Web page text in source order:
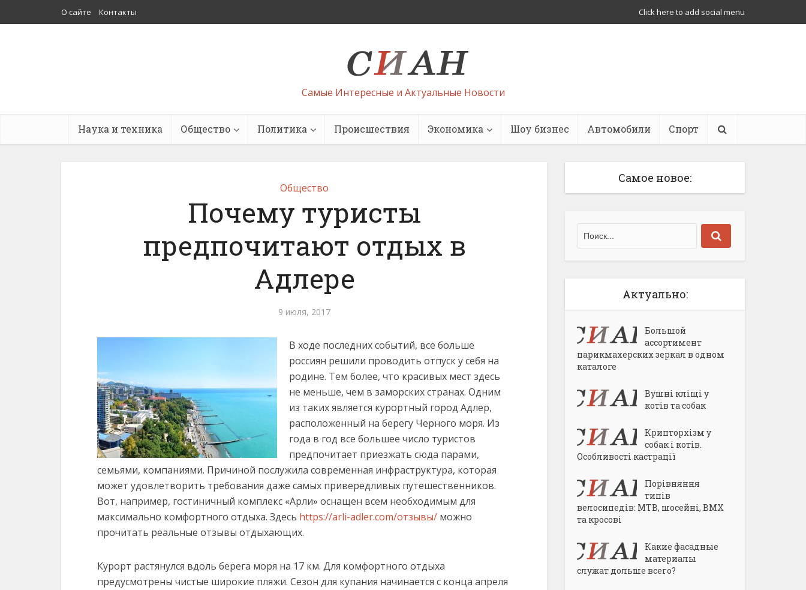
О сайте Контакты Click here to add social menu
Самые Интересные и Актуальные Новости
Наука и техника Общество Политика Происшествия Экономика Шоу бизнес Автомобили Спорт
Общество
Почему туристы
предпочитают отдых в
Адлере
9 июля, 2017
В ходе последних событий, все больше
россиян решили проводить отпуск у себя на
родине. Тем более, что красивых мест здесь
не меньше, чем в заморских странах. Одним
из таких является курортный город Адлер,
расположенный на берегу Черного моря. Из
года в год все большее число туристов
предпочитает приезжать сюда парами,
семьями, компаниями. Причиной послужила современная инфраструктура, которая
может удовлетворить требования даже самых привередливых путешественников.
Вот, например, гостиничный комплекс «Арли» оснащен всем необходимым для
максимально комфортного отдыха. Здесь https://arli-adler.com/отзывы/ можно
прочитать реальные отзывы отдыхающих.
Курорт растянулся вдоль берега моря на 17 км. Для комфортного отдыха
предусмотрены чистые широкие пляжи. Сезон для купания начинается с конца апреля
Самое новое:
Актуально:
Большой
ассортимент
парикмахерских зеркал в одном
каталоге
Вушні кліщі у
котів та собак
Крипторхізм у
собак і котів.
Особливості кастрації
Порівняння
типів
велосипедів: MTB, шосейні, BMX
та кросові
Какие фасадные
материалы
служат дольше всего?